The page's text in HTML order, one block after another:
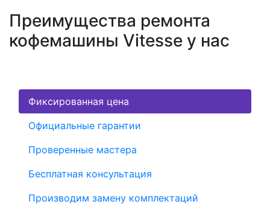
Преимущества ремонта
кофемашины Vitesse у нас
Фиксированная цена
Официальные гарантии
Проверенные мастера
Бесплатная консультация
Производим замену комплектаций